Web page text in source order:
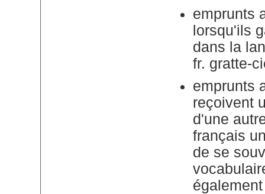
emprunts
lorsqu'ils
dans la
fr. gratte-
emprunts
reçoivent
d'une
français
de se